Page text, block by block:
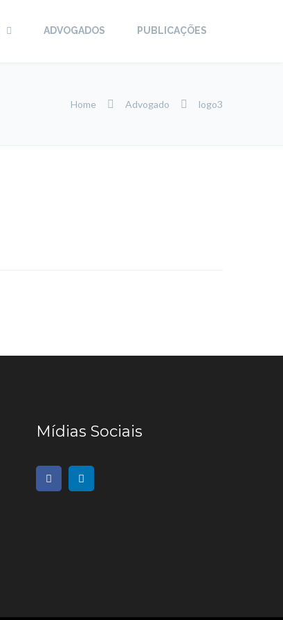
ADVOGADOS PUBLICAÇÕES
Home Advogado logo3
Mídias Sociais